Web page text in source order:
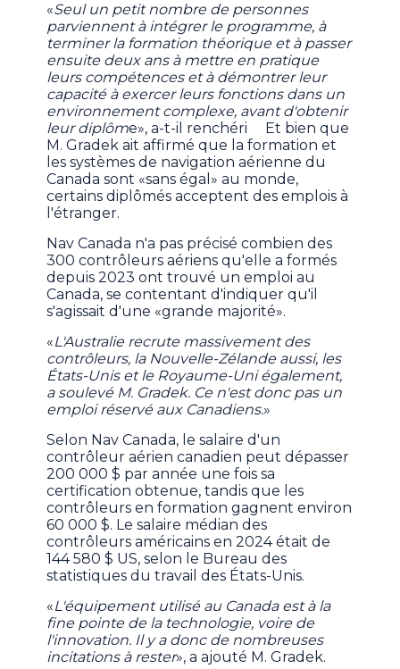
«Seul un petit nombre de personnes
parviennent à intégrer le programme, à
terminer la formation théorique et à passer
ensuite deux ans à mettre en pratique
leurs compétences et à démontrer leur
capacité à exercer leurs fonctions dans un
environnement complexe, avant d'obtenir
leur diplôme», a-t-il renchéri Et bien que
M. Gradek ait affirmé que la formation et
les systèmes de navigation aérienne du
Canada sont «sans égal» au monde,
certains diplômés acceptent des emplois à
l'étranger.
Nav Canada n'a pas précisé combien des
300 contrôleurs aériens qu'elle a formés
depuis 2023 ont trouvé un emploi au
Canada, se contentant d'indiquer qu'il
s'agissait d'une «grande majorité».
«L'Australie recrute massivement des
contrôleurs, la Nouvelle-Zélande aussi, les
États-Unis et le Royaume-Uni également,
a soulevé M. Gradek. Ce n'est donc pas un
emploi réservé aux Canadiens.»
Selon Nav Canada, le salaire d'un
contrôleur aérien canadien peut dépasser
200 000 $ par année une fois sa
certification obtenue, tandis que les
contrôleurs en formation gagnent environ
60 000 $. Le salaire médian des
contrôleurs américains en 2024 était de
144 580 $ US, selon le Bureau des
statistiques du travail des États-Unis.
«L'équipement utilisé au Canada est à la
fine pointe de la technologie, voire de
l'innovation. Il y a donc de nombreuses
incitations à rester», a ajouté M. Gradek.